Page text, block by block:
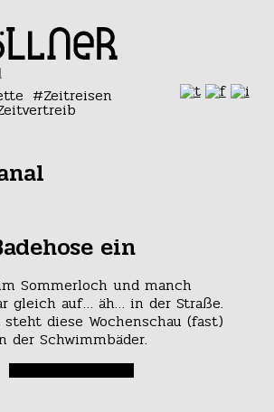
Zeitreisen
ein
Sommerloch und manch
gleich auf… äh… in der Straße.
diese Wochenschau (fast)
der Schwimmbäder.